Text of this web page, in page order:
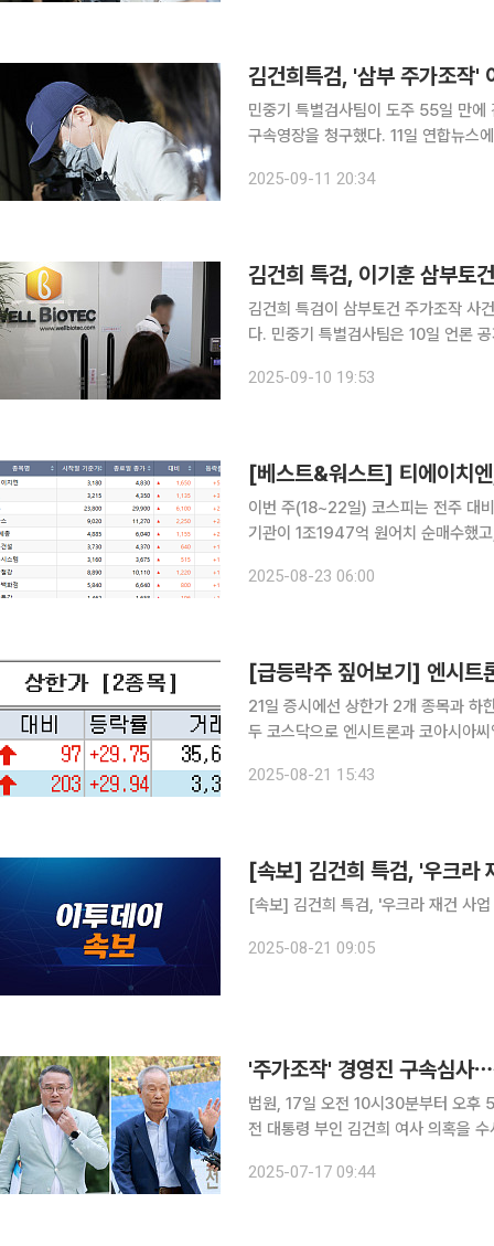
김건희특검, '삼부 주가조작'
민중기 특별검사팀이 도주 55일 만에
구속영장을 청구했다. 11일 연합뉴스에 따르면 특검팀은 이날 오후 7시 42분께 자본시장법 위반 혐
터 9월 사이 삼부토건 주가를 인위적
2025-09-11 20:34
김건희 특검, 이기훈 삼부
김건희 특검이 삼부토건 주가조작 사
다. 민중기 특별검사팀은 10일 언론 공지를 통해 "서울경찰청 형사기동대와 공조해 이날 오후 6시
주해 56일간 잠적해왔다. 그는 서울
2025-09-10 19:53
이번 주(18~22일) 코스피는 전주
기관이 1조1947억 원어치 순매수했
은 내년 전기승용차 구매 보조금 상향
2025-08-23 06:00
[급등락주 짚어보기] 엔시트
21일 증시에선 상한가 2개 종목과 하한가 1개
두 코스닥으로 엔시트론과 코아시아씨엠이다. 엔시트론이 식음료(F&B) 사업 확대
2025-08-21 15:43
[속보] 김건희 특검, '우크라
[속보] 김건희 특검, '우크라 재건 사
2025-08-21 09:05
'주가조작' 경영진 구속심사
법원, 17일 오전 10시30분부터 오후 5
전 대통령 부인 김건희 여사 의혹을
17일 오전 10시 30분 이일준 삼부토
2025-07-17 09:44